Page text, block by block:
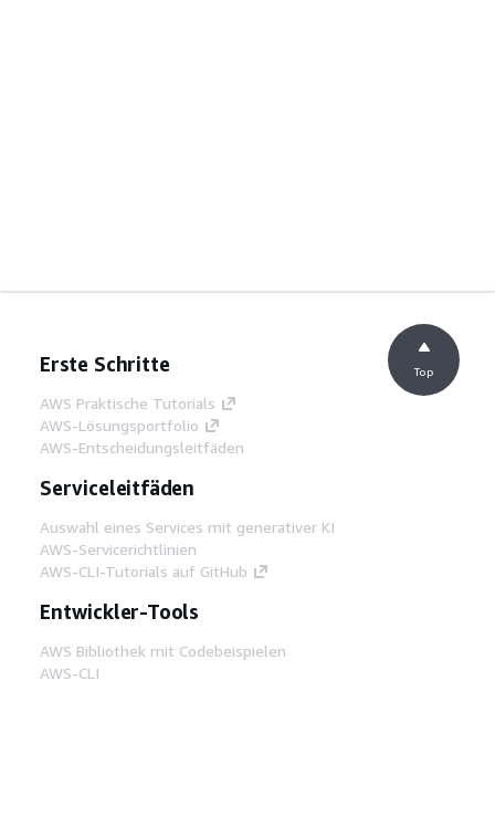
Erste Schritte
AWS Praktische Tutorials
AWS-Lösungsportfolio
AWS-Entscheidungsleitfäden
Serviceleitfäden
Auswahl eines Services mit generativer KI
AWS-Servicerichtlinien
AWS-CLI-Tutorials auf GitHub
Entwickler-Tools
AWS Bibliothek mit Codebeispielen
AWS-CLI
Top